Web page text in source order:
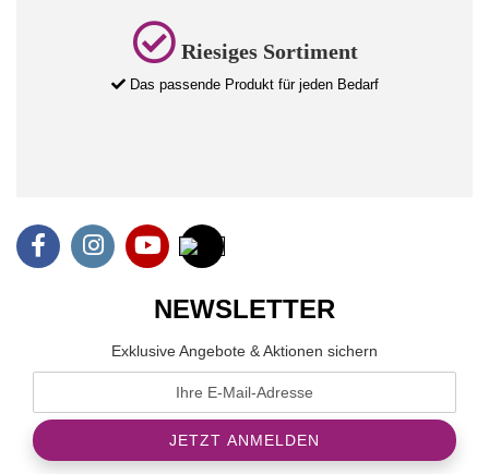
Riesiges Sortiment
Das passende Produkt für jeden Bedarf
NEWSLETTER
Exklusive Angebote & Aktionen sichern